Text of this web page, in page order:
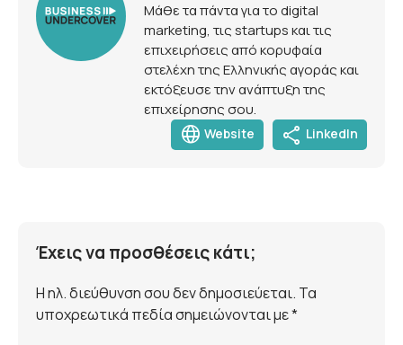
Μάθε τα πάντα για το digital
marketing, τις startups και τις
επιχειρήσεις από κορυφαία
στελέχη της Ελληνικής αγοράς και
εκτόξευσε την ανάπτυξη της
επιχείρησης σου.
language Website share LinkedIn
Έχεις να προσθέσεις κάτι;
Η ηλ. διεύθυνση σου δεν δημοσιεύεται. Τα
υποχρεωτικά πεδία σημειώνονται με *